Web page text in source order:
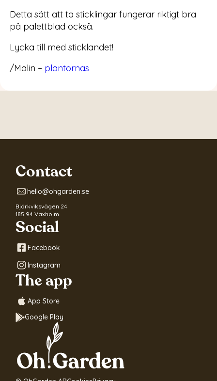
Detta sätt att ta sticklingar fungerar riktigt bra
på palettblad också.
Lycka till med sticklandet!
/Malin – plantornas
Contact
hello@ohgarden.se
Björkviksvägen 24
185 94 Vaxholm
Social
Facebook
Instagram
The app
App Store
Google Play